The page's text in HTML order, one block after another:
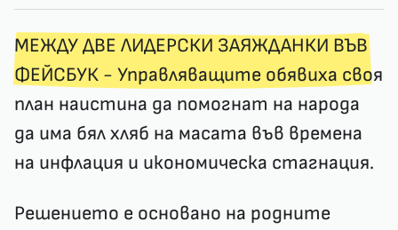
МЕЖДУ ДВЕ ЛИДЕРСКИ ЗАЯЖДАНКИ ВЪВ
ФЕЙСБУК - Управляващите обявиха своя
план наистина да помогнат на народа
да има бял хляб на масата във времена
на инфлация и икономическа стагнация.
Решението е основано на родните